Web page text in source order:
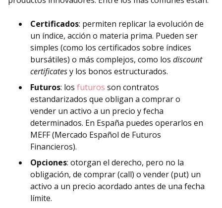
Certificados: permiten replicar la evolución de
un índice, acción o materia prima. Pueden ser
simples (como los certificados sobre índices
bursátiles) o más complejos, como los discount
certificatesy los bonos estructurados.
Futuros: los futuros son contratos
estandarizados que obligan a comprar o
vender un activo a un precio y fecha
determinados. En España puedes operarlos en
MEFF (Mercado Español de Futuros
Financieros).
Opciones: otorgan el derecho, pero no la
obligación, de comprar (call) o vender (put) un
activo a un precio acordado antes de una fecha
límite.